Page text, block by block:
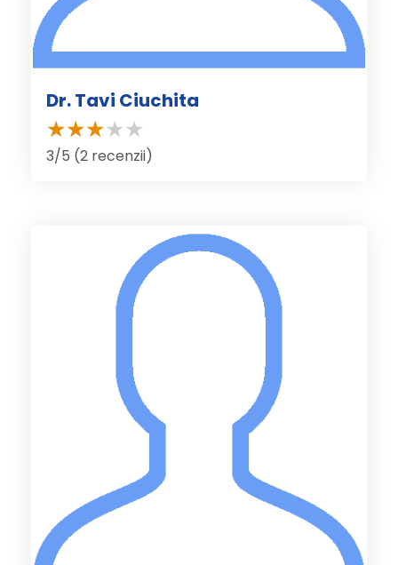
Dr. Tavi Ciuchita
3/5 (2 recenzii)